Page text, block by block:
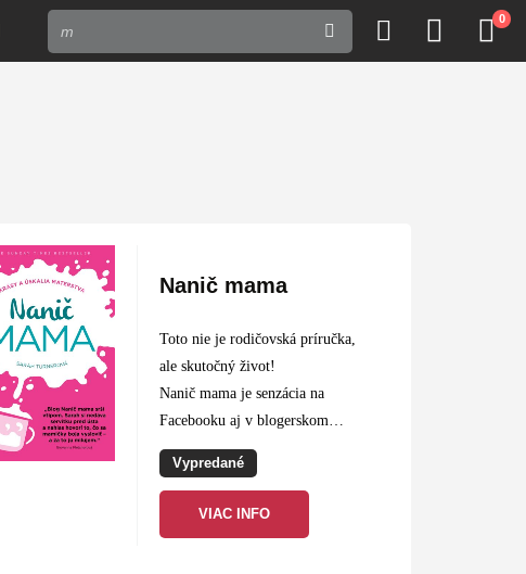
0
Nanič mama
Toto nie je rodičovská príručka,
ale skutočný život!
Nanič mama je senzácia na
Facebooku aj v blogerskom
svete. Tisíce fanúšikov s
nadšením sledujú jej príspevky, v
Vypredané
VIAC INFO